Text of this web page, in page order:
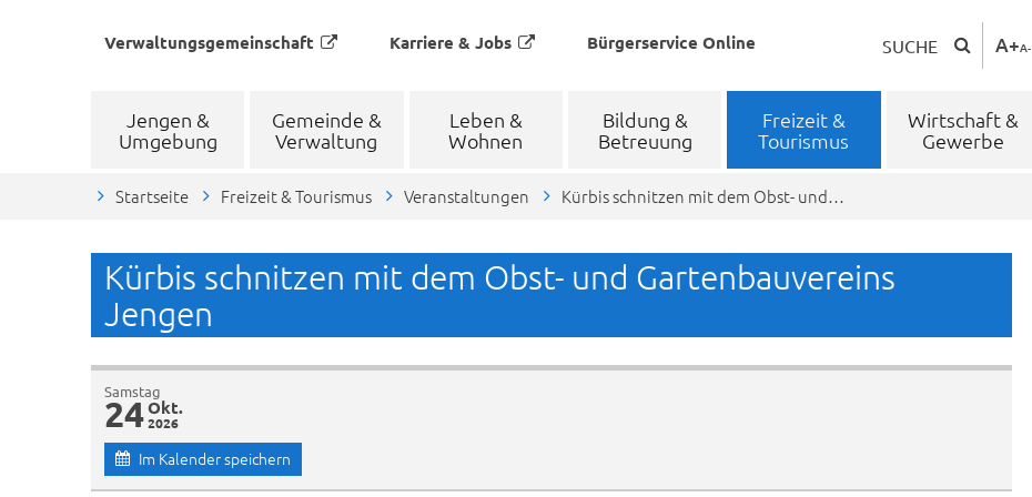
Verwaltungsgemeinschaft Karriere & Jobs Bürgerservice Online SUCHE A+A-
Jengen &
Umgebung
Gemeinde &
Verwaltung
Leben &
Wohnen
Bildung &
Betreuung
Freizeit &
Tourismus
Wirtschaft &
Gewerbe
Startseite Freizeit & Tourismus Veranstaltungen Kürbis schnitzen mit dem Obst- und…
Kürbis schnitzen mit dem Obst- und Gartenbauvereins
Jengen
Samstag
24Okt.
2026
Im Kalender speichern